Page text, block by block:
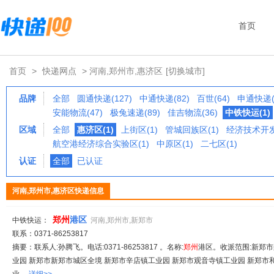
首页
首页 > 快递网点 > 河南,郑州市,惠济区 [切换城市]
品牌 全部 圆通快递(127) 中通快递(82) 百世(64)
申通快递
安能物流(47)
极兔速递(89) 佳吉物流(36)
中铁快运(1)
区域
全部 惠济区(1) 上街区(1) 管城回族区(1)
经济技术开
航空港经济综合实验区(1)
中原区(1)
二七区(1)
认证
全部 已认证
河南,郑州市,惠济区快递信息
中铁快运： 郑州港区 河南,郑州市,新郑市
联系：0371-86253817
摘要：联系人:孙腾飞。电话:0371-86253817 。名称:郑州港区。收派范围:新郑
业园 新郑市新郑市城区全境 新郑市辛店镇工业园 新郑市观音寺镇工业园 新郑市